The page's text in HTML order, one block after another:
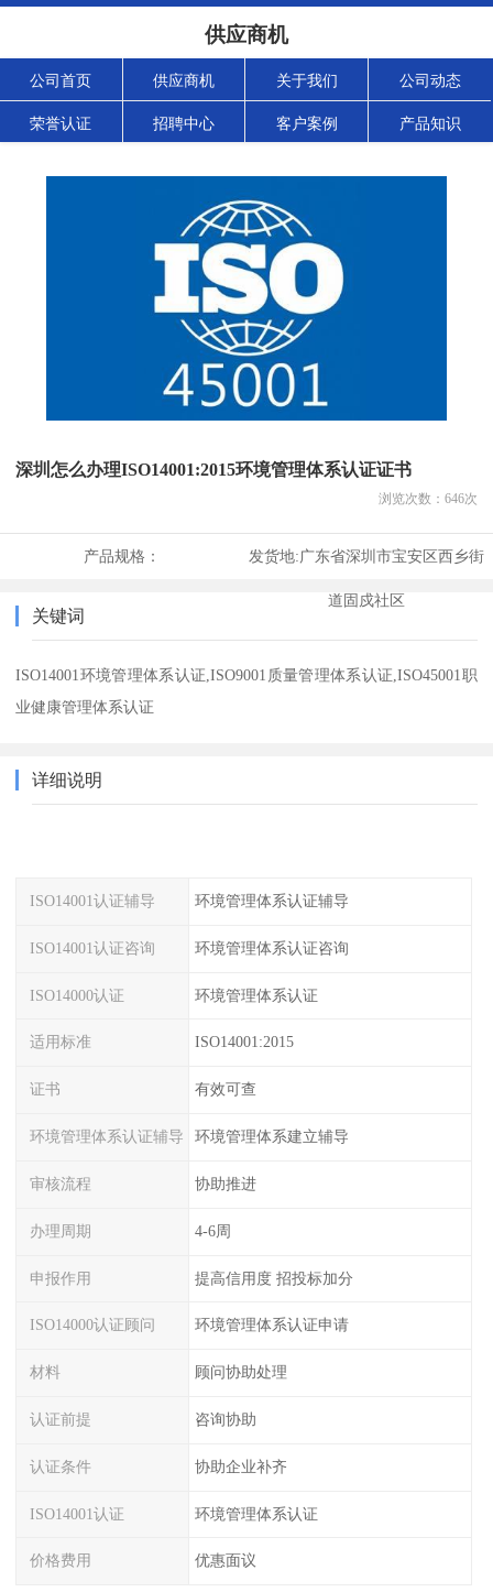
供应商机
公司首页 供应商机 关于我们 公司动态
荣誉认证 招聘中心 客户案例 产品知识
深圳怎么办理ISO14001:2015环境管理体系认证证书
浏览次数： 646次
产品规格： 发货地:广东省深圳市宝安区西乡街
道固戍社区
关键词
ISO14001环境管理体系认证,ISO9001质量管理体系认证,ISO45001职
业健康管理体系认证
详细说明
ISO14001认证辅导 环境管理体系认证辅导
ISO14001认证咨询 环境管理体系认证咨询
ISO14000认证 环境管理体系认证
适用标准 ISO14001:2015
证书 有效可查
环境管理体系认证辅导 环境管理体系建立辅导
审核流程 协助推进
办理周期 4-6周
申报作用 提高信用度 招投标加分
ISO14000认证顾问 环境管理体系认证申请
材料 顾问协助处理
认证前提 咨询协助
认证条件 协助企业补齐
ISO14001认证 环境管理体系认证
价格费用 优惠面议